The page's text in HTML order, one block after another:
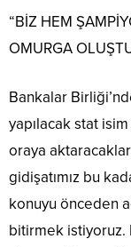
“BİZ HEM
OMURGA
Bankalar
yapılacak stat
oraya
gidişatımız bu
konuyu önceden
bitirmek istiyoruz.